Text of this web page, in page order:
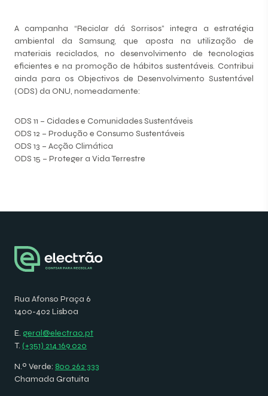
A campanha “Reciclar dá Sorrisos” integra a estratégia
ambiental da Samsung, que aposta na utilização de
materiais reciclados, no desenvolvimento de tecnologias
eficientes e na promoção de hábitos sustentáveis. Contribui
ainda para os Objectivos de Desenvolvimento Sustentável
(ODS) da ONU, nomeadamente:
ODS 11 – Cidades e Comunidades Sustentáveis
ODS 12 – Produção e Consumo Sustentáveis
ODS 13 – Acção Climática
ODS 15 – Proteger a Vida Terrestre
Rua Afonso Praça 6
1400-402 Lisboa
E. geral@electrao.pt
T. (+351) 214 169 020
N.º Verde: 800 262 333
Chamada Gratuita